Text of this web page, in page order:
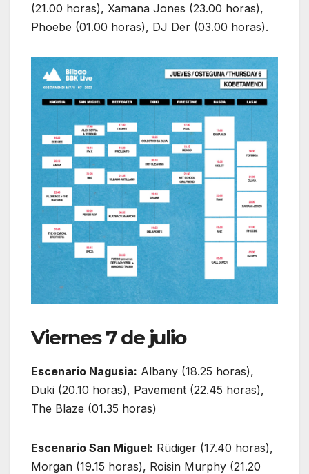
(21.00 horas), Xamana Jones (23.00 horas),
Phoebe (01.00 horas), DJ Der (03.00 horas).
Viernes 7 de julio
Escenario Nagusia: Albany (18.25 horas),
Duki (20.10 horas), Pavement (22.45 horas),
The Blaze (01.35 horas)
Escenario San Miguel: Rüdiger (17.40 horas),
Morgan (19.15 horas), Roisin Murphy (21.20